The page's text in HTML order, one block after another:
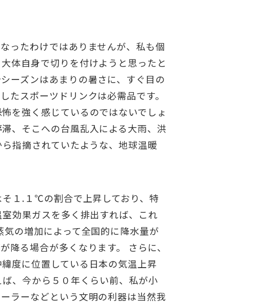
ったわけではありませんが、私も個
体自身で切りを付けようと思ったと
ーズンはあまりの暑さに、すぐ目の
たスポーツドリンクは必需品です。
を強く感じているのではないでしょ
、そこへの台風乱入による大雨、洪
指摘されていたような、地球温暖
１.１℃の割合で上昇しており、特
効果ガスを多く排出すれば、これ
の増加によって全国的に降水量が
る場合が多くなります。 さらに、
度に位置している日本の気温上昇
、今から５０年くらい前、私が小
ラーなどという文明の利器は当然我